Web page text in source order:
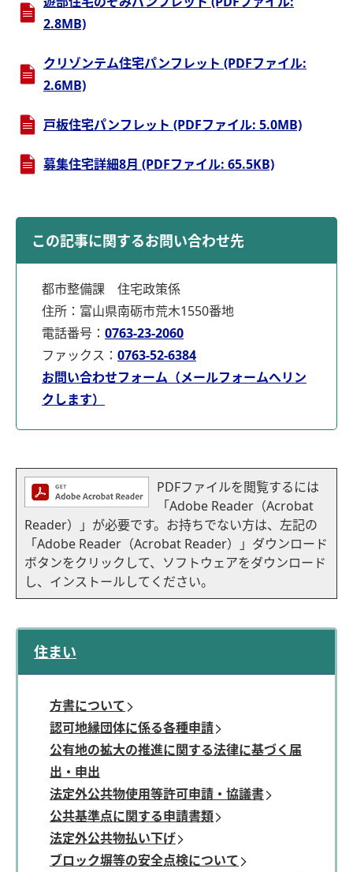
2.8MB)
クリゾンテム住宅パンフレット (PDFファイル:
2.6MB)
戸板住宅パンフレット (PDFファイル: 5.0MB)
募集住宅詳細8月 (PDFファイル: 65.5KB)
この記事に関するお問い合わせ先
都市整備課 住宅政策係
住所：富山県南砺市荒木1550番地
電話番号： 0763-23-2060
ファックス： 0763-52-6384
お問い合わせフォーム（メールフォームへリン
クします）
PDFファイルを閲覧するには
「Adobe Reader（Acrobat
Reader）」が必要です。お持ちでない方は、左記の
「Adobe Reader（Acrobat Reader）」ダウンロード
ボタンをクリックして、ソフトウェアをダウンロード
し、インストールしてください。
住まい
方書について
認可地縁団体に係る各種申請
公有地の拡大の推進に関する法律に基づく届
出・申出
法定外公共物使用等許可申請・協議書
公共基準点に関する申請書類
法定外公共物払い下げ
ブロック塀等の安全点検について